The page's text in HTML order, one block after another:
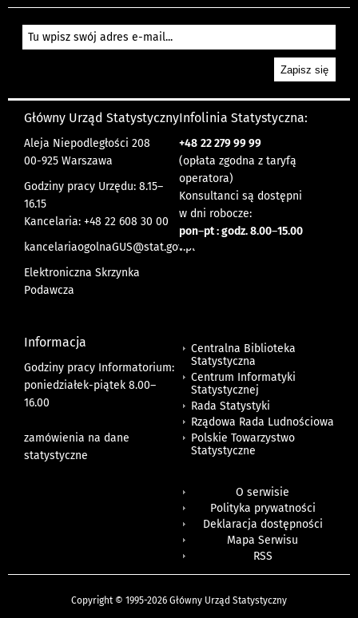
Główny Urząd Statystyczny
Aleja Niepodległości 208
00-925 Warszawa
Godziny pracy Urzędu: 8.15–
16.15
Kancelaria: +48 22 608 30 00
kancelariaogolnaGUS@stat.gov.pl
Elektroniczna Skrzynka
Podawcza
Infolinia Statystyczna:
+48 22 279 99 99
(opłata zgodna z taryfą
operatora)
Konsultanci są dostępni
w dni robocze:
pon–pt : godz. 8.00–15.00
Informacja
Godziny pracy Informatorium:
poniedziałek-piątek 8.00–
16.00
zamówienia na dane
statystyczne
Centralna Biblioteka
Statystyczna
Centrum Informatyki
Statystycznej
Rada Statystyki
Rządowa Rada Ludnościowa
Polskie Towarzystwo
Statystyczne
O serwisie
Polityka prywatności
Deklaracja dostępności
Mapa Serwisu
RSS
Copyright © 1995-2026 Główny Urząd Statystyczny